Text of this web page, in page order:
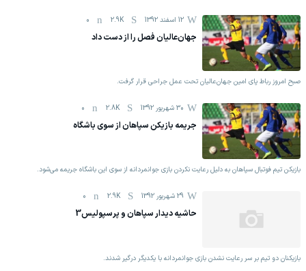
12 اسفند 1392 2.9K
0
جهان‌عالیان فصل را از دست داد
صبح امروز رباط پای امین جهان‌عالیان تحت عمل جراحی قرار گرفت.
30 شهریور 1392 2.8K
0
جریمه بازیکن سپاهان از سوی باشگاه
بازیکن تیم فوتبال سپاهان به دلیل رعایت نکردن بازی جوانمردانه از سوی این باشگاه جریمه می‌شود.
29 شهریور 1392 2.9K
0
حاشیه دیدار سپاهان و پرسپولیس3
بازیکنان دو تیم بر سر رعایت نشدن بازی جوانمردانه با یکدیگر درگیر شدند.